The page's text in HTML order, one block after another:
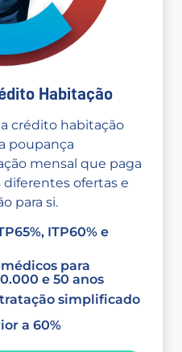
Habitação
crédito habitação
poupança
mensal que paga
diferentes ofertas e
para si.
ITP60% e
para
e 50 anos
simplificado
a 60%